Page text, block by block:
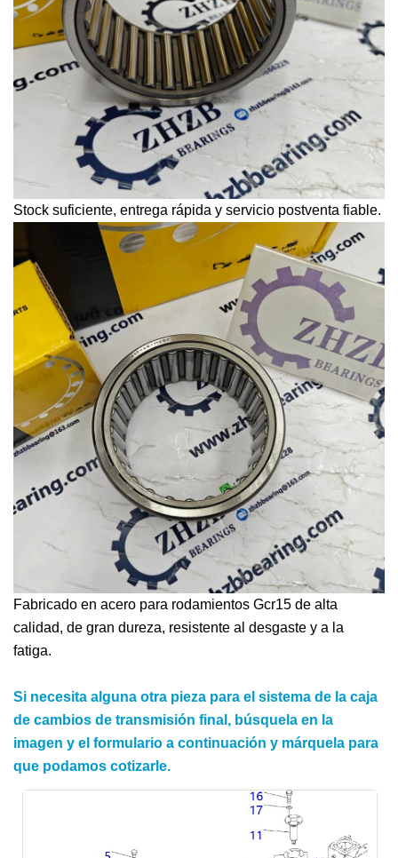
Stock suficiente, entrega rápida y servicio postventa fiable.
Fabricado en acero para rodamientos Gcr15 de alta
calidad, de gran dureza, resistente al desgaste y a la
fatiga.
Si necesita alguna otra pieza para el sistema de la caja
de cambios de transmisión final, búsquela en la
imagen y el formulario a continuación y márquela para
que podamos cotizarle.